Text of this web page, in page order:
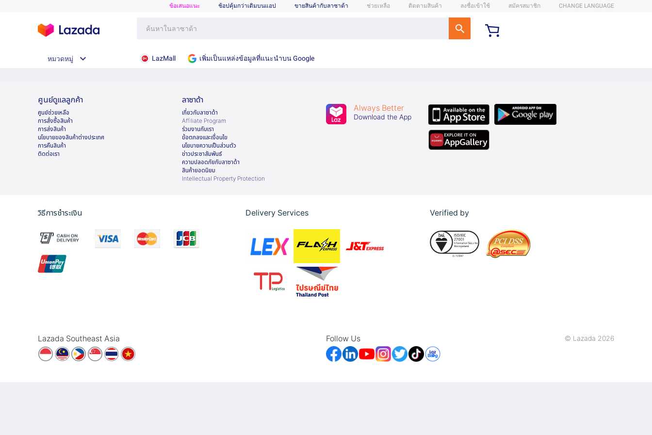
ข้อเสนอแนะ ช้อปคุ้มกว่าเดิมบนแอป ขายสินค้ากับลาซาด้า ช่วยเหลือ ติดตามสินค้า ลงชื่อเข้าใช้ สมัครสมาชิก CHANGE LANGUAGE
หมวดหมู่ LazMall เพิ่มเป็นแหล่งข้อมูลที่แนะนำบน Google
ศูนย์ดูแลลูกค้า
ศูนย์ช่วยเหลือ
การสั่งซื้อสินค้า
การส่งสินค้า
นโยบายของสินค้าต่างประเทศ
การคืนสินค้า
ติดต่อเรา
ลาซาด้า
เกี่ยวกับลาซาด้า
Afﬁliate Program
ร่วมงานกับเรา
ข้อตกลงและเงื่อนไข
นโยบายความเป็นส่วนตัว
ข่าวประชาสัมพันธ์
ความปลอดภัยกับลาซาด้า
สินค้ายอดนิยม
Intellectual Property Protection
Always Better
Download the App
วิธีการชำระเงิน Delivery Services Verified by
Lazada Southeast Asia Follow Us © Lazada 2026